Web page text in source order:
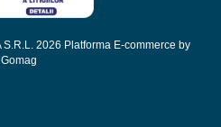
S.R.L. 2026 Platforma E-commerce by
Gomag